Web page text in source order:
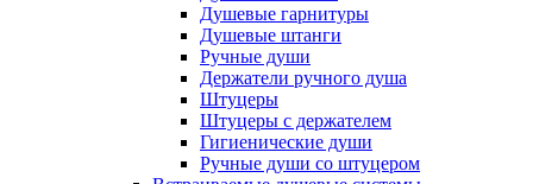
Душевые гарнитуры
Душевые штанги
Ручные души
Держатели ручного душа
Штуцеры
Штуцеры с держателем
Гигиенические души
Ручные души со штуцером